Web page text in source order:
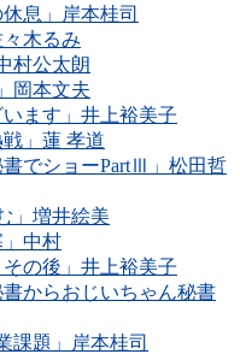
息」岸本桂司
々木るみ
村公太朗
岡本文夫
ます」井上裕美子
」蓮 孝道
書でショーPartⅢ」松田哲
」増井絵美
」中村
の後」井上裕美子
からおじいちゃん秘書
課題」岸本桂司